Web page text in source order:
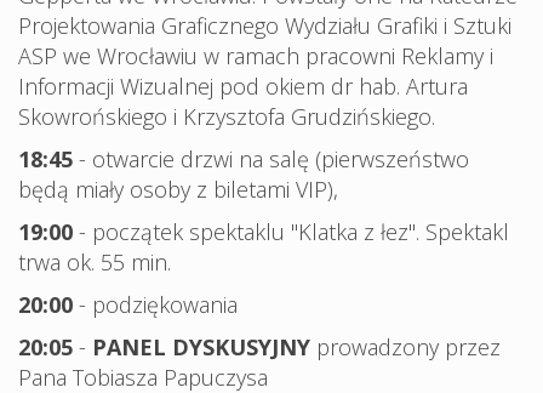
Projektowania Graficznego Wydziału Grafiki i Sztuki
ASP we Wrocławiu w ramach pracowni Reklamy i
Informacji Wizualnej pod okiem dr hab. Artura
Skowrońskiego i Krzysztofa Grudzińskiego.
18:45 - otwarcie drzwi na salę (pierwszeństwo
będą miały osoby z biletami VIP),
19:00 - początek spektaklu "Klatka z łez". Spektakl
trwa ok. 55 min.
20:00 - podziękowania
20:05 - PANEL DYSKUSYJNY prowadzony przez
Pana Tobiasza Papuczysa